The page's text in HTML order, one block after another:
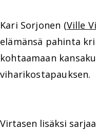
Kari Sorjonen (Ville
elämänsä pahinta
kohtaamaan
viharikostapauksen.
Virtasen lisäksi